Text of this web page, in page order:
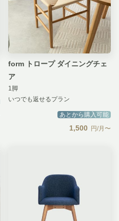
form トロープ ダイニングチェ
ア
1脚
いつでも返せるプラン
あとから購入可能
1,500 円/月〜